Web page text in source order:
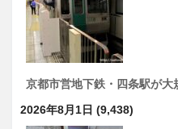
京都市営地下鉄・四条駅が
2026年8月1日 (9,438)